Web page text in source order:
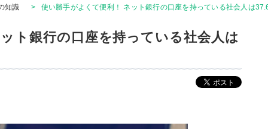
知識 > 使い勝手がよくて便利！ ネット銀行の口座を持っている社会人は
ト銀行の口座を持っている社会人は